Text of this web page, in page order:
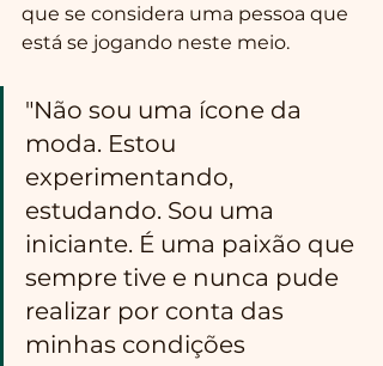
que se considera uma pessoa que
está se jogando neste meio.
"Não sou uma ícone da
moda. Estou
experimentando,
estudando. Sou uma
iniciante. É uma paixão que
sempre tive e nunca pude
realizar por conta das
minhas condições